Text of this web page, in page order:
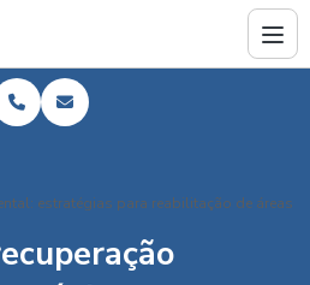
estratégias para reabilitação de áreas